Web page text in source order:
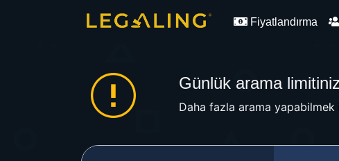
Fiyatlandırma
Günlük arama
Daha fazla arama